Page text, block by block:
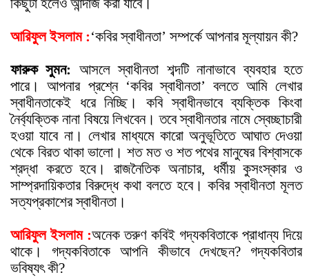
আরিফুল ইসলাম :‘কবির স্বাধীনতা’ সম্পর্কে আপনার মূল্যায়ন কী?
ফারুক সুমন: আসলে স্বাধীনতা শব্দটি নানাভাবে ব্যবহার হতে
পারে। আপনার প্রশ্নে ‘কবির স্বাধীনতা’ বলতে আমি লেখার
স্বাধীনতাকেই ধরে নিচ্ছি। কবি স্বাধীনভাবে ব্যক্তিক কিংবা
নৈর্ব্যক্তিক নানা বিষয়ে লিখবেন। তবে স্বাধীনতার নামে স্বেচ্ছাচারী
হওয়া যাবে না। লেখার মাধ্যমে কারো অনুভূতিতে আঘাত দেওয়া
থেকে বিরত থাকা ভালো। শত মত ও শত পথের মানুষের বিশ্বাসকে
শ্রদ্ধা করতে হবে। রাজনৈতিক অনাচার, ধর্মীয় কুসংস্কার ও
সাম্প্রদায়িকতার বিরুদ্ধে কথা বলতে হবে। কবির স্বাধীনতা মূলত
সত্যপ্রকাশের স্বাধীনতা।
আরিফুল ইসলাম :অনেক তরুণ কবিই গদ্যকবিতাকে প্রাধান্য দিয়ে
থাকে। গদ্যকবিতাকে আপনি কীভাবে দেখছেন? গদ্যকবিতার
ভবিষ্যৎকী?